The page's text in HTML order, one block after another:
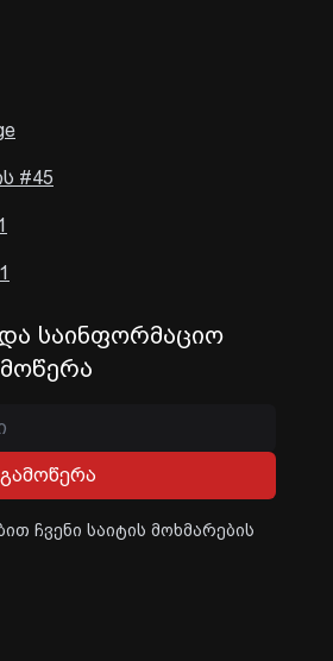
#45
და საინფორმაციო
გამოწერა
ჩვენი საიტის მოხმარების